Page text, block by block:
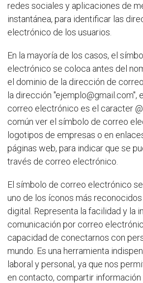
redes sociales y aplicaciones de
instantánea, para identificar las
electrónico de los usuarios.
En la mayoría de los casos, el
electrónico se coloca antes del
el dominio de la dirección de
la dirección "ejemplo@gmail.com",
correo electrónico es el caracter
común ver el símbolo de correo
logotipos de empresas o en
páginas web, para indicar que se
través de correo electrónico.
El símbolo de correo electrónico
uno de los íconos más
digital. Representa la facilidad y la
comunicación por correo
capacidad de conectarnos con
mundo. Es una herramienta
laboral y personal, ya que nos
en contacto, compartir